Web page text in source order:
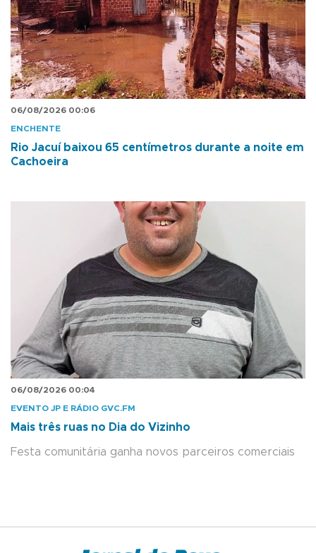
06/08/2026 00:06
ENCHENTE
Rio Jacuí baixou 65 centímetros durante a noite em
Cachoeira
06/08/2026 00:04
EVENTO JP E RÁDIO GVC.FM
Mais três ruas no Dia do Vizinho
Festa comunitária ganha novos parceiros comerciais